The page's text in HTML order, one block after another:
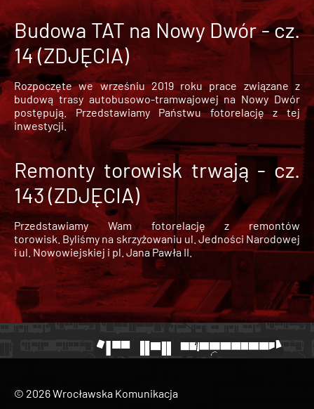
Budowa TAT na Nowy Dwór - cz.
14 (ZDJĘCIA)
Rozpoczęte we wrześniu 2019 roku prace związane z
budową trasy autobusowo-tramwajowej na Nowy Dwór
postępują. Przedstawiamy Państwu fotorelację z tej
inwestycji.
Remonty torowisk trwają - cz.
143 (ZDJĘCIA)
Przedstawiamy Wam fotorelację z remontów
torowisk. Byliśmy na skrzyżowaniu ul. Jedności Narodowej
i ul. Nowowiejskiej i pl. Jana Pawła II.
© 2026 Wrocławska Komunikacja